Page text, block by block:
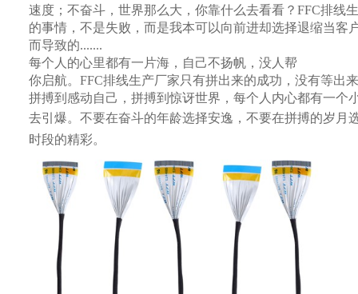
速度；不奋斗，世界那么大，你靠什么去看看？ FFC排线
的事情，不是失败，而是我本可以向前进却选择退缩当客
而导致的.......
每个人的心里都有一片海，自己不扬帆，没人帮
你启航。 FFC排线生产厂家 只有拼出来的成功，没有等出
拼搏到感动自己，拼搏到惊讶世界，每个人内心都有一个
去引爆。不要在奋斗的年龄选择安逸，不要在拼搏的岁月
时段的精彩。